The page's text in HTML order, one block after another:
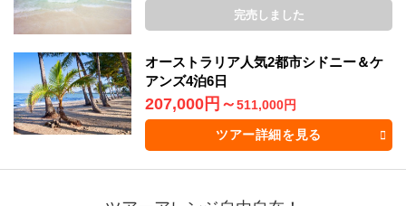
完売しました
オーストラリア人気2都市シドニー＆ケ
アンズ4泊6日
207,000円 ～511,000円
ツアー詳細を見る